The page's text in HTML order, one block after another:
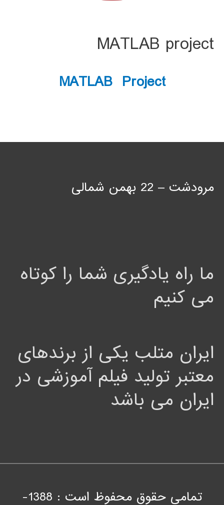
MATLAB project
MATLAB Project
مرودشت – 22 بهمن شمالی
ما راه یادگیری شما را کوتاه
می کنیم
ایران متلب یکی از برندهای
معتبر تولید فیلم آموزشی در
ایران می باشد
تمامی حقوق محفوظ است : 1388-